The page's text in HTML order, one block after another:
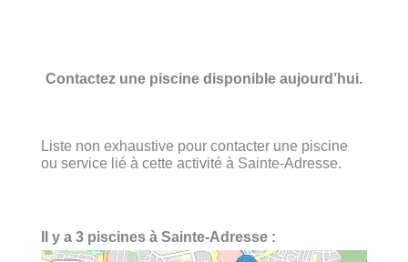
Contactez une piscine disponible aujourd’hui.
Liste non exhaustive pour contacter une piscine
ou service lié à cette activité à Sainte-Adresse.
Il y a 3 piscines à Sainte-Adresse :